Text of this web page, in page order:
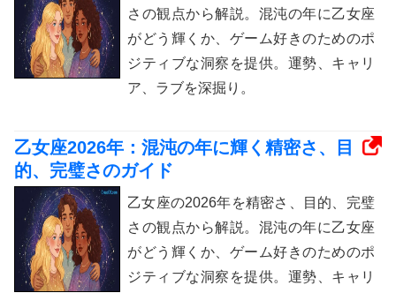
さの観点から解説。混沌の年に乙女座
がどう輝くか、ゲーム好きのためのポ
ジティブな洞察を提供。運勢、キャリ
ア、ラブを深掘り。
乙女座2026年：混沌の年に輝く精密さ、目
的、完璧さのガイド
乙女座の2026年を精密さ、目的、完璧
さの観点から解説。混沌の年に乙女座
がどう輝くか、ゲーム好きのためのポ
ジティブな洞察を提供。運勢、キャリ